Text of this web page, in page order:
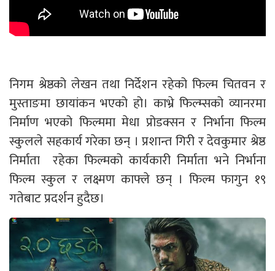
निगम श्रेष्ठको लेखन तथा निर्देशन रहेको फिल्म चितवन र
मुस्ताङमा छायांकन भएको हो। काभ्रे फिल्म्सको व्यानरमा
निर्माण भएको फिल्ममा मेधा प्रोडक्सन र निर्भाना फिल्म
स्कुलले सहकार्य गरेका छन् । प्रशान्त गिरी र देवकुमार श्रेष्ठ
निर्माता रहेका फिल्मको कार्यकारी निर्माता भने निर्भाना
फिल्म स्कुल र लक्ष्मण काफ्ले छन् । फिल्म फागुन १९
गतेबाट प्रदर्शन हुदैछ।